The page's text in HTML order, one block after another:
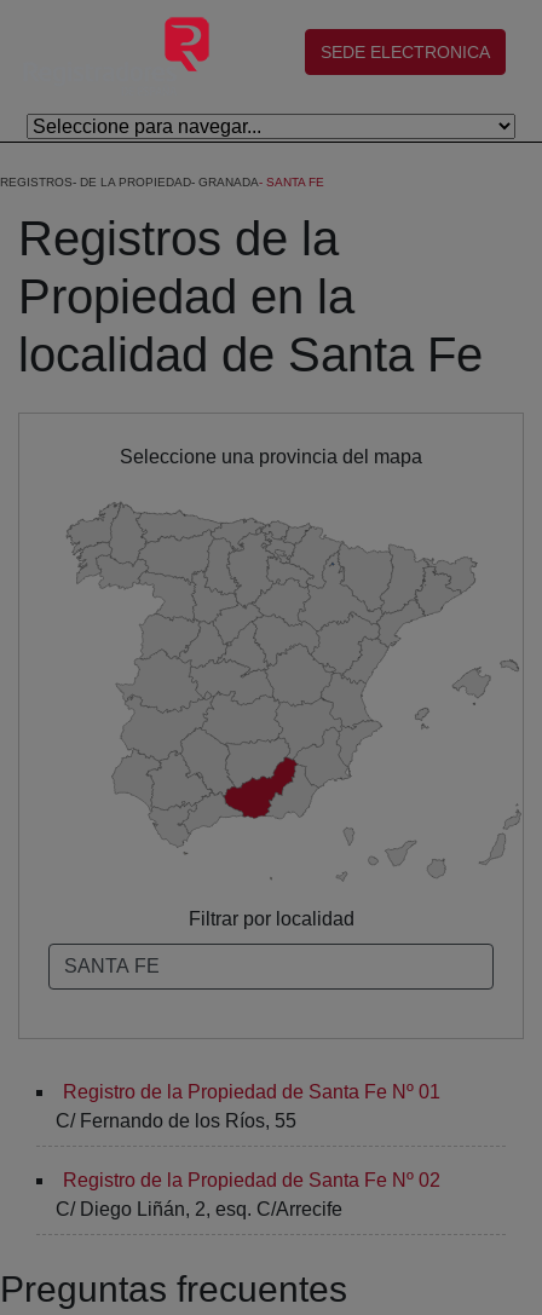
Salta al contingut principal
(abre en nueva ventana)
SEDE ELECTRONICA
REGISTROS DE LA PROPIEDAD GRANADA SANTA FE
Registros de la
Propiedad en la
localidad de Santa Fe
Seleccione una provincia del mapa
Filtrar por localidad
Registro de la Propiedad de Santa Fe Nº 01
C/ Fernando de los Ríos, 55
Registro de la Propiedad de Santa Fe Nº 02
C/ Diego Liñán, 2, esq. C/Arrecife
Preguntas frecuentes